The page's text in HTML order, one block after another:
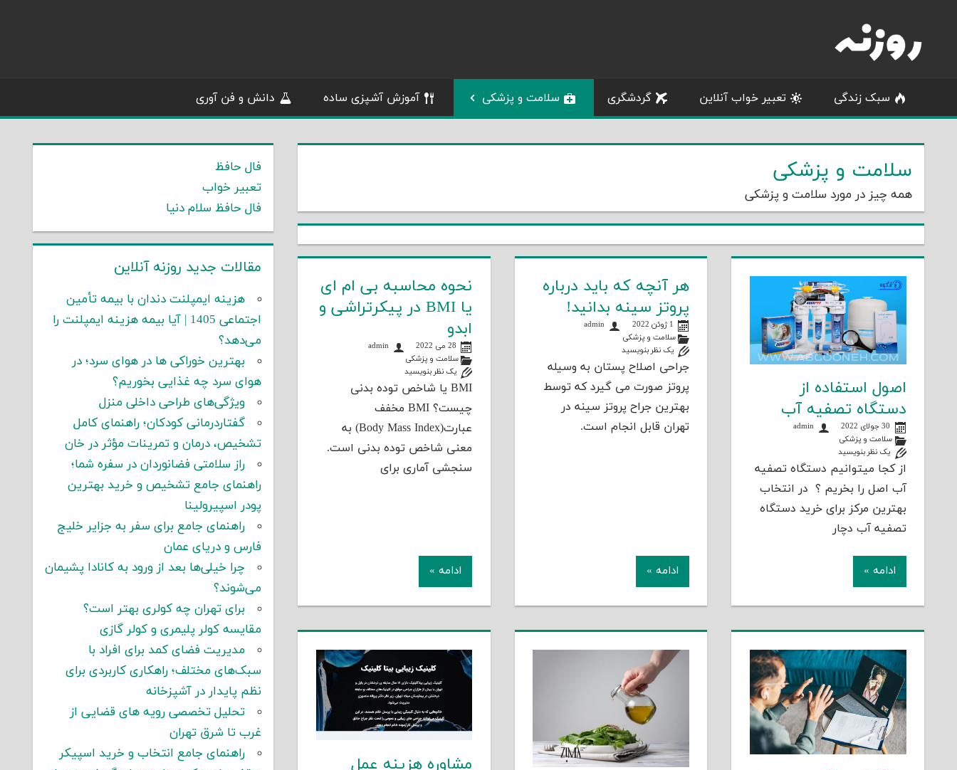
content
سبک زندگی تعبیر خواب آنلاین گردشگری سلامت و پزشکی آموزش آشپزی ساده دانش و فن آوری
سلامت و پزشکی
همه چیز در مورد سلامت و پزشکی
اصول استفاده از
دستگاه تصفیه آب
30 جولای 2022
admin
سلامت و پزشکی
یک نظر بنویسید
از کجا میتوانیم دستگاه تصفیه
آب اصل را بخریم ؟ در انتخاب
بهترین مرکز برای خرید دستگاه
تصفیه آب دچار
ادامه »
هر آنچه که باید درباره
پروتز سینه بدانید!
1 ژوئن 2022
admin
سلامت و پزشکی
یک نظر بنویسید
جراحی اصلاح پستان به وسیله
پروتز صورت می گیرد که توسط
بهترین جراح پروتز سینه در
تهران قابل انجام است.
ادامه »
نحوه محاسبه بی ام ای
یا BMI در پیکرتراشی و
ابدو
28 می 2022
admin
سلامت و پزشکی
یک نظر بنویسید
BMI یا شاخص توده بدنی
چیست؟ BMI مخفف
عبارت(Body Mass Index) به
معنی شاخص توده بدنی است.
سنجشی آماری برای
ادامه »
مشاوره هزینه عمل
فال حافظ
تعبیر خواب
فال حافظ سلام دنیا
مقالات جدید روزنه آنلاین
هزینه ایمپلنت دندان با بیمه تأمین
اجتماعی 1405 | آیا بیمه هزینه ایمپلنت را
می‌دهد؟
بهترین خوراکی ها در هوای سرد؛ در
هوای سرد چه غذایی بخوریم؟
ویژگی‌های طراحی داخلی منزل
گفتاردرمانی کودکان؛ راهنمای کامل
تشخیص، درمان و تمرینات مؤثر در خان
راز سلامتی فضانوردان در سفره شما؛
راهنمای جامع تشخیص و خرید بهترین
پودر اسپیرولینا
راهنمای جامع برای سفر به جزایر خلیج
فارس و دریای عمان
چرا خیلی‌ها بعد از ورود به کانادا پشیمان
می‌شوند؟
برای تهران چه کولری بهتر است؟
مقایسه کولر پلیمری و کولر گازی
مدیریت فضای کمد برای افراد با
سبک‌های مختلف؛ راهکاری کاربردی برای
نظم پایدار در آشپزخانه
تحلیل تخصصی رویه های قضایی از
غرب تا شرق تهران
راهنمای جامع انتخاب و خرید اسپیکر